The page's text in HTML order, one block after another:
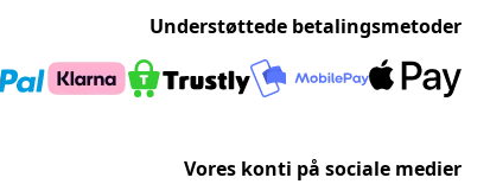
Understøttede betalingsmetoder
Vores konti på sociale medier